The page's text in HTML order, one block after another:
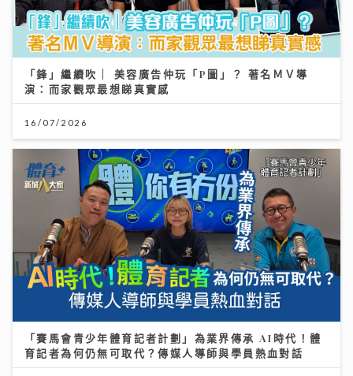
「鋒」繼續吹 | 美容廣告仲玩「P圖」？ 著名ＭＶ導
演：而家觀眾最想睇真實感
16/07/2026
「賽馬會青少年體育記者計劃」為業界傳承 AI時代！體
育記者為何仍無可取代？傳媒人導師與學員熱血對話